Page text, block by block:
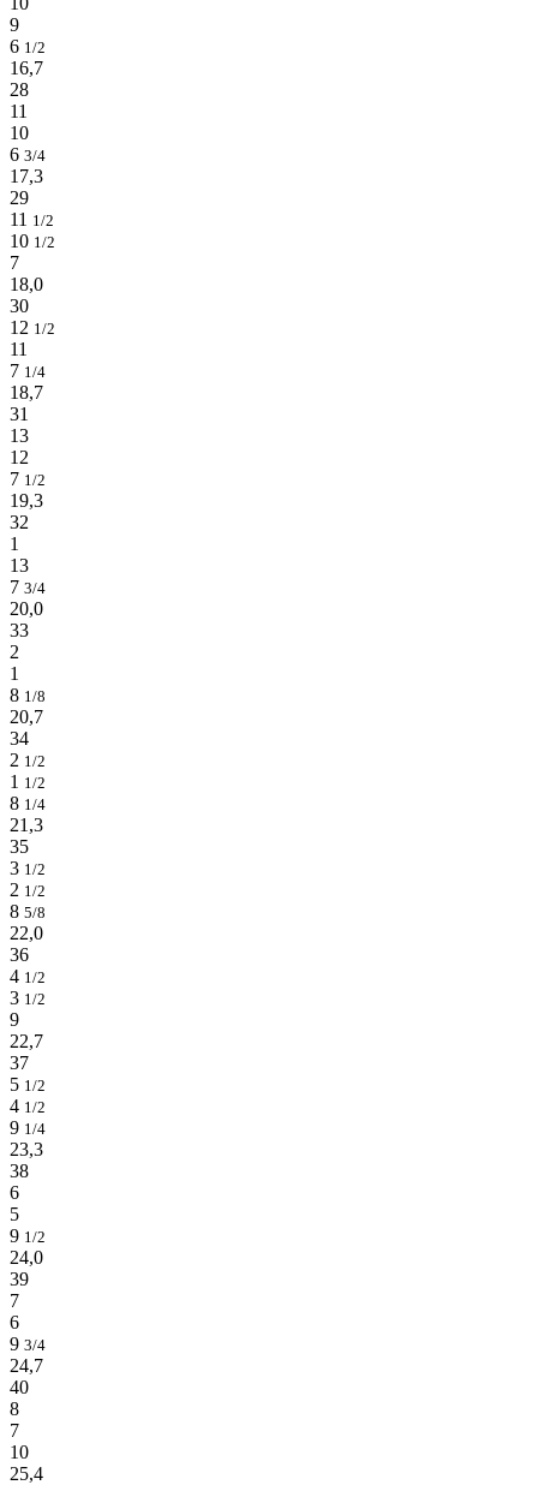
9
6 1/2
16,7
28
11
10
6 3/4
17,3
29
11 1/2
10 1/2
7
18,0
30
12 1/2
11
7 1/4
18,7
31
13
12
7 1/2
19,3
32
1
13
7 3/4
20,0
33
2
1
8 1/8
20,7
34
2 1/2
1 1/2
8 1/4
21,3
35
3 1/2
2 1/2
8 5/8
22,0
36
4 1/2
3 1/2
9
22,7
37
5 1/2
4 1/2
9 1/4
23,3
38
6
5
9 1/2
24,0
39
7
6
9 3/4
24,7
40
8
7
10
25,4